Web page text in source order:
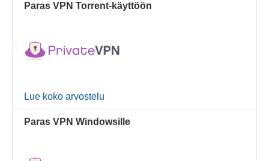
Paras VPN Torrent-käyttöön
Lue koko arvostelu
Paras VPN Windowsille